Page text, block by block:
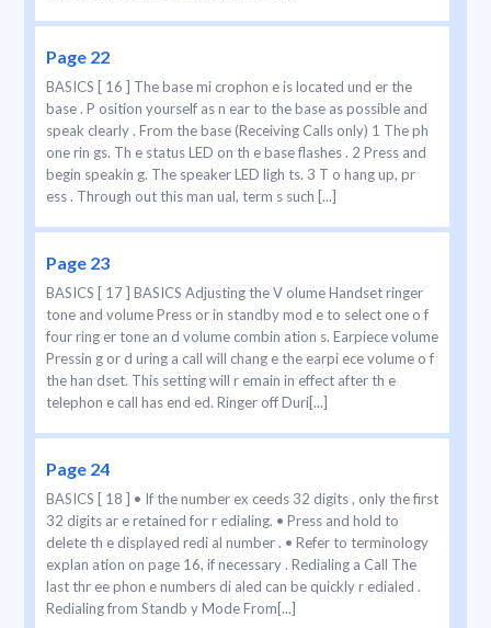
Page 22
BASICS [ 16 ] The base mi crophon e is located und er the
base . P osition yourself as n ear to the base as possible and
speak clearly . From the base (Receiving Calls only) 1 The ph
one rin gs. Th e status LED on th e base flashes . 2 Press and
begin speakin g. The speaker LED ligh ts. 3 T o hang up, pr
ess . Through out this man ual, term s such [...]
Page 23
BASICS [ 17 ] BASICS Adjusting the V olume Handset ringer
tone and volume Press or in standby mod e to select one o f
four ring er tone an d volume combin ation s. Earpiece volume
Pressin g or d uring a call will chang e the earpi ece volume o f
the han dset. This setting will r emain in effect after th e
telephon e call has end ed. Ringer off Duri[...]
Page 24
BASICS [ 18 ] • If the number ex ceeds 32 digits , only the first
32 digits ar e retained for r edialing. • Press and hold to
delete th e displayed redi al number . • Refer to terminology
explan ation on page 16, if necessary . Redialing a Call The
last thr ee phon e numbers di aled can be quickly r edialed .
Redialing from Standb y Mode From[...]